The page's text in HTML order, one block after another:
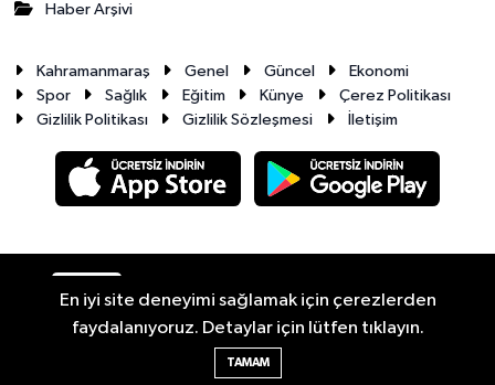
Haber Arşivi
Kahramanmaraş Genel Güncel
Ekonomi
Spor
Sağlık Eğitim Künye
Çerez Politikası
Gizlilik Politikası
Gizlilik Sözleşmesi İletişim
Haber Yazılımı:
En iyi site deneyimi sağlamak için çerezlerden
faydalanıyoruz. Detaylar için lütfen tıklayın.
TAMAM